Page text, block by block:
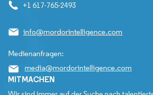
+1 617-765-2493
info@mordorintelligence.com
Medienanfragen:
media@mordorintelligence.com
MITMACHEN